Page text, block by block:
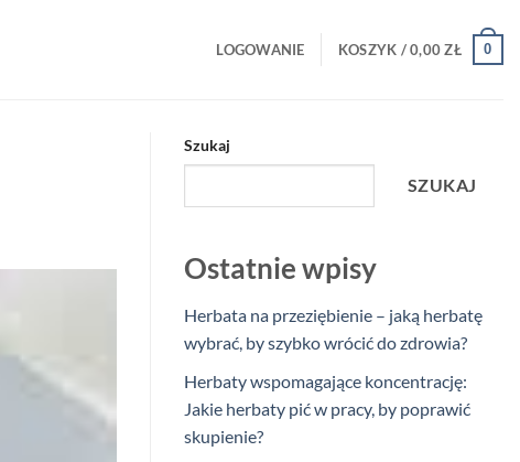
LOGOWANIE KOSZYK /0,00ZŁ 0
Szukaj
SZUKAJ
Ostatnie wpisy
Herbata na przeziębienie – jaką herbatę
wybrać, by szybko wrócić do zdrowia?
Herbaty wspomagające koncentrację:
Jakie herbaty pić w pracy, by poprawić
skupienie?